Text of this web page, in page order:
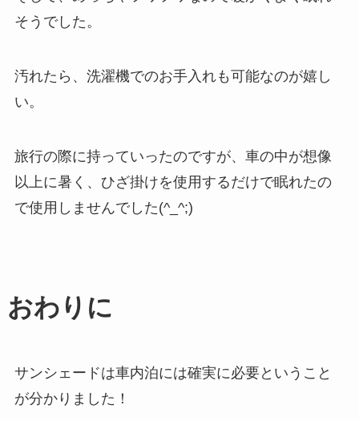
そうでした。
汚れたら、洗濯機でのお手入れも可能なのが嬉し
い。
旅行の際に持っていったのですが、車の中が想像
以上に暑く、ひざ掛けを使用するだけで眠れたの
で使用しませんでした(^_^;)
おわりに
サンシェードは車内泊には確実に必要ということ
が分かりました！